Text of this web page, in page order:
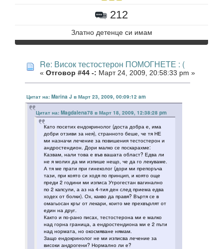
212
Златно детенце си имам
Re: Висок тестостерон ПОМОГНЕТЕ : (
« Отговор #44 -: Март 24, 2009, 20:58:33 pm »
Цитат на: Marina J в Март 23, 2009, 00:09:12 am
Цитат на: Magdalena78 в Март 18, 2009, 12:38:28 pm
Като посетих ендокринолог (доста добра е, има
добри отзиви за нея), странното беше, че тя НЕ
ми назначи лечение за повишения тестостерон и
андростендион. Дори малко се поскарахме:
Казвам, нали това е във вашата област? Едва ли
не я молих да ми изпише нещо, че да го лекуваме.
А тя ме прати при гинеколог (дори ми препоръча
тази, при която си ходя по принцип, и която още
преди 2 години ми изписа Утрогестан вагинално
по 2 капсули, а аз на 4-тия ден след приема едва
ходех от болки). Ох, какво да правя? Въртя се в
омагьосан кръг от лекари, които ме прехвърлят от
един на друг.
Както и по-рано писах, тестостерона ми е малко
над горна граница, а ендростендиона ми е 2 пъти
над нормата, но окосмяване нямам.
Защо ендокринолог не ми изписва лечение за
високи андрогени? Нормално ли е?